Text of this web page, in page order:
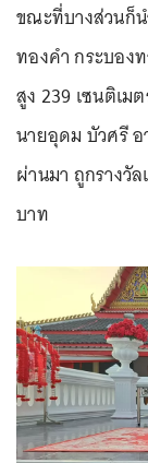
ขณะที่บางส่วนก็
ทองคำ กระบอง
สูง 239 เซนติเ
นายอุดม บัวศรี
ผ่านมา ถูกรางวั
บาท